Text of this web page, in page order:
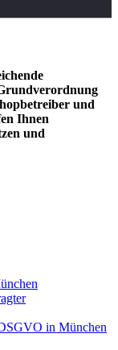
und
Ihnen
und
in München